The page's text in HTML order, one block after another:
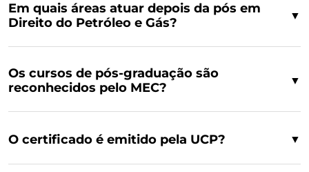
Em quais áreas atuar depois da pós em
Direito do Petróleo e Gás?
▼
Os cursos de pós-graduação são
reconhecidos pelo MEC?
▼
O certificado é emitido pela UCP? ▼